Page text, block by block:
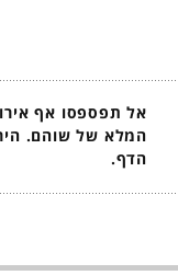
אל תפספסו אף
המלא של שוהם.
הדף.